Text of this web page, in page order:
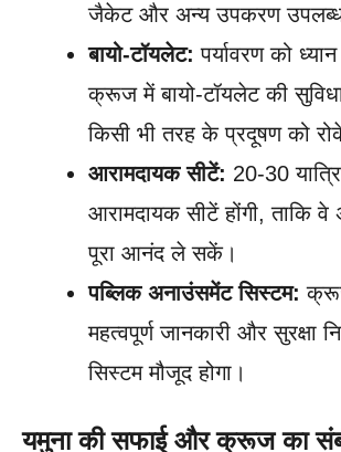
जैकेट और अन्य उपकरण उपलब्ध
बायो-टॉयलेट: पर्यावरण को
क्रूज में बायो-टॉयलेट की
किसी भी तरह के प्रदूषण को
आरामदायक सीटें: 20-30
आरामदायक सीटें होंगी, ताकि वे
पूरा आनंद ले सकें।
पब्लिक अनाउंसमेंट सिस्टम:
महत्वपूर्ण जानकारी और सुरक्षा
सिस्टम मौजूद होगा।
यमुना की सफाई और क्रूज का